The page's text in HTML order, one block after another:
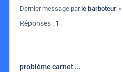
Dernier message par le barboteur «
Réponses : 1
problème carnet ...